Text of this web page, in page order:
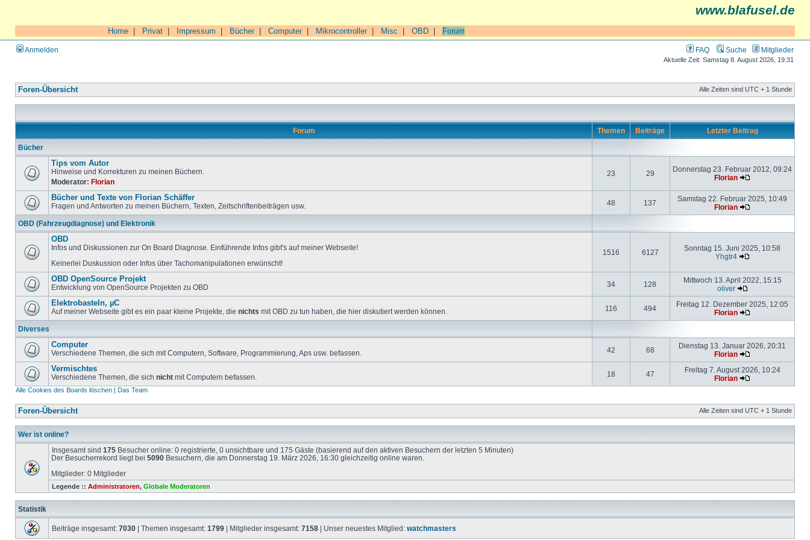
www.blafusel.de
Home Privat Impressum Bücher| Computer| Mikrocontroller| Misc OBD Forum
Anmelden FAQ Suche Mitglieder
Aktuelle Zeit: Samstag 8. August 2026, 19:31
Foren-Übersicht Alle Zeiten sind UTC + 1 Stunde
Forum Themen Beiträge Letzter Beitrag
Bücher
Tips vom Autor
Hinweise und Korrekturen zu meinen Büchern.
Moderator: Florian
23 29
Donnerstag 23. Februar 2012, 09:24
Florian
Bücher und Texte von Florian Schäffer
Fragen und Antworten zu meinen Büchern, Texten, Zeitschriftenbeiträgen usw. 48 137
Samstag 22. Februar 2025, 10:49
Florian
OBD (Fahrzeugdiagnose) und Elektronik
OBD
Infos und Diskussionen zur On Board Diagnose. Einführende Infos gibt's auf meiner Webseite!
Keinerlei Duskussion oder Infos über Tachomanipulationen erwünscht!
1516 6127
Sonntag 15. Juni 2025, 10:58
Yhgtr4
OBD OpenSource Projekt
Entwicklung von OpenSource Projekten zu OBD 34 128
Mittwoch 13. April 2022, 15:15
oliver
Elektrobasteln, µC
Auf meiner Webseite gibt es ein paar kleine Projekte, die nichts mit OBD zu tun haben, die hier diskutiert werden können. 116 494
Freitag 12. Dezember 2025, 12:05
Florian
Diverses
Computer
Verschiedene Themen, die sich mit Computern, Software, Programmierung, Aps usw. befassen. 42 68
Dienstag 13. Januar 2026, 20:31
Florian
Vermischtes
Verschiedene Themen, die sich nicht mit Computern befassen. 18 47
Freitag 7. August 2026, 10:24
Florian
Alle Cookies des Boards löschen | Das Team
Foren-Übersicht Alle Zeiten sind UTC + 1 Stunde
Wer ist online?
Insgesamt sind 175 Besucher online: 0 registrierte, 0 unsichtbare und 175 Gäste (basierend auf den aktiven Besuchern der letzten 5 Minuten)
Der Besucherrekord liegt bei 5090 Besuchern, die am Donnerstag 19. März 2026, 16:30 gleichzeitig online waren.
Mitglieder: 0 Mitglieder
Legende :: Administratoren, Globale Moderatoren
Statistik
Beiträge insgesamt: 7030 | Themen insgesamt: 1799 | Mitglieder insgesamt: 7158 | Unser neuestes Mitglied: watchmasters